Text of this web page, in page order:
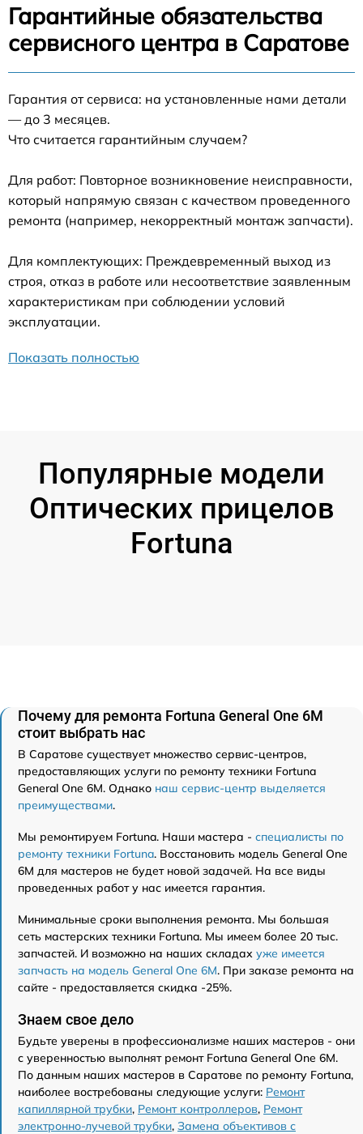
Гарантийные обязательства
сервисного центра в Саратове
Гарантия от сервиса: на установленные нами детали
— до 3 месяцев.
Что считается гарантийным случаем?
Для работ: Повторное возникновение неисправности,
который напрямую связан с качеством проведенного
ремонта (например, некорректный монтаж запчасти).
Для комплектующих: Преждевременный выход из
строя, отказ в работе или несоответствие заявленным
характеристикам при соблюдении условий
эксплуатации.
Показать полностью
Популярные модели
Оптических прицелов
Fortuna
Почему для ремонта Fortuna General One 6M
стоит выбрать нас
В Саратове существует множество сервис-центров,
предоставляющих услуги по ремонту техники Fortuna
General One 6M. Однако наш сервис-центр выделяется
преимуществами.
Мы ремонтируем Fortuna. Наши мастера - специалисты по
ремонту техники Fortuna. Восстановить модель General One
6M для мастеров не будет новой задачей. На все виды
проведенных работ у нас имеется гарантия.
Минимальные сроки выполнения ремонта. Мы большая
сеть мастерских техники Fortuna. Мы имеем более 20 тыс.
запчастей. И возможно на наших складах уже имеется
запчасть на модель General One 6M. При заказе ремонта на
сайте - предоставляется скидка -25%.
Знаем свое дело
Будьте уверены в профессионализме наших мастеров - они
с уверенностью выполнят ремонт Fortuna General One 6M.
По данным наших мастеров в Саратове по ремонту Fortuna,
наиболее востребованы следующие услуги: Ремонт
капиллярной трубки, Ремонт контроллеров, Ремонт
электронно-лучевой трубки, Замена объективов с